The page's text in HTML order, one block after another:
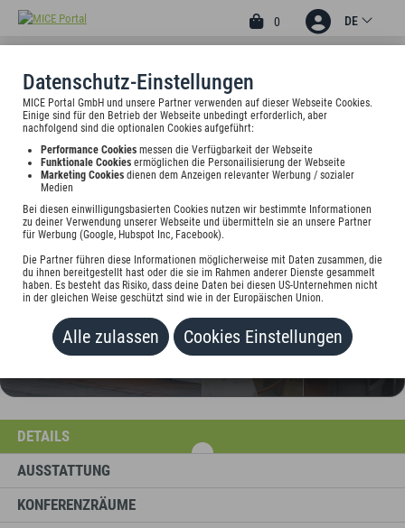
Datenschutz-Einstellungen
MICE Portal GmbH und unsere Partner verwenden auf dieser Webseite Cookies.
Einige sind für den Betrieb der Webseite unbedingt erforderlich, aber
nachfolgend sind die optionalen Cookies aufgeführt:
Performance Cookies messen die Verfügbarkeit der Webseite
Funktionale Cookies ermöglichen die Personailisierung der Webseite
Marketing Cookies dienen dem Anzeigen relevanter Werbung / sozialer
Medien
Bei diesen einwilligungsbasierten Cookies nutzen wir bestimmte Informationen
zu deiner Verwendung unserer Webseite und übermitteln sie an unsere Partner
für Werbung (Google, Hubspot Inc, Facebook).
Die Partner führen diese Informationen möglicherweise mit Daten zusammen, die
du ihnen bereitgestellt hast oder die sie im Rahmen anderer Dienste gesammelt
haben. Es besteht das Risiko, dass deine Daten bei diesen US-Unternehmen nicht
in der gleichen Weise geschützt sind wie in der Europäischen Union.
Alle zulassen Cookies Einstellungen
0 DE
4
KLEINHUIS HOTEL
BASELER HOF
Esplanade 11, 20354 Hamburg, Deutschland
Preis auf Anfrage
HINZUFÜGEN
DETAILS
AUSSTATTUNG
KONFERENZRÄUME